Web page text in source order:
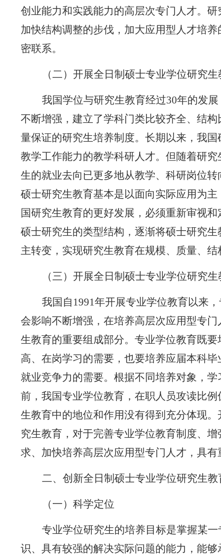
创业能力和实践能力的高层次专门人才。
加快结构调整的步伐，加大应用型人才培
密联系。
（二）开展全日制硕士专业学位研究
我国学位与研究生教育经过30年的发
不断增强，建立了学科门类比较齐全、结
量保证的研究生培养制度。长期以来，我
教学工作能力的教学科研人才。但随着研
生的就业去向已更多地从教学、科研岗位
硕士研究生教育基本是以面向实际应用为
国研究生教育的更好发展，必须重新审视
硕士研究生的类型结构，逐渐将硕士研究
主转变，实现研究生教育在规模、质量、
（三）开展全日制硕士专业学位研究
我国自 1991年开展专业学位教育以来
会影响不断增强，在培养高层次应用型专
生教育的重要组成部分。专业学位教育既
高、在岗学习的需要，也要培养应届本科
就业竞争力的需要。根据不同培养对象，
前，我国专业学位教育，在职人员攻读比
生教育中的地位和作用没有得到充分体现
究生教育，对于完善专业学位教育制度、
求、加快培养高层次应用型专门人才，具有
二、创新全日制硕士专业学位研究生
（一）科学定位
专业学位研究生的培养目标是掌握某一
识、具有较强的解决实际问题的能力，能